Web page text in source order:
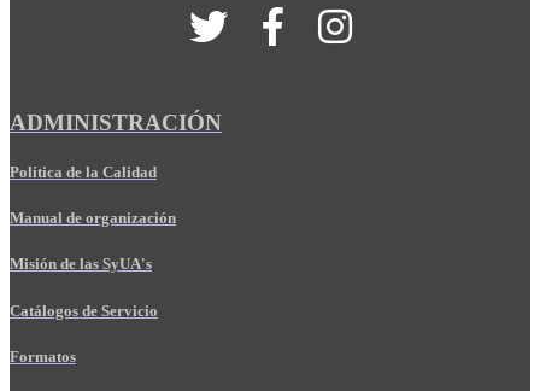
ADMINISTRACIÓN
Política de la Calidad
Manual de organización
Misión de las SyUA's
Catálogos de Servicio
Formatos